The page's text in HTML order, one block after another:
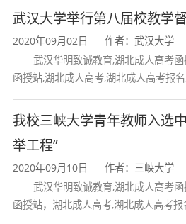
息后签字确认。
5、考生原则上应在户籍
学考试。凡持异地身份证
期在报名所在地生活、学
关有效证明材料。
入学考试、录取
凡选择我校网络高等学历
武汉大学举行第八届校教学
2020年09月02日
作者：武汉大学
武汉华明致诚教育,湖北成人高考
函授站,湖北成人高考,湖北成人高考报
我校三峡大学青年教师入选
举工程”
2020年09月10日
作者：三峡大学
武汉华明致诚教育,湖北成人高考
函授站，湖北成人高考,湖北成人高考